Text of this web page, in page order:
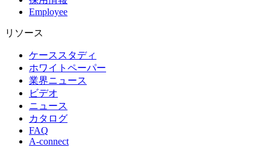
Employee
リソース
ケーススタディ
ホワイトペーパー
業界ニュース
ビデオ
ニュース
カタログ
FAQ
A-connect